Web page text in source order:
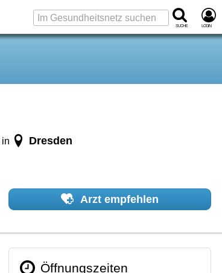
Suche Login
in Dresden
Arzt empfehlen
Öffnungszeiten